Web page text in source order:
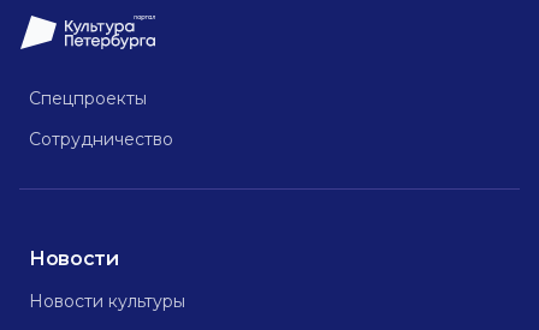
Спецпроекты
Сотрудничество
Новости
Новости культуры